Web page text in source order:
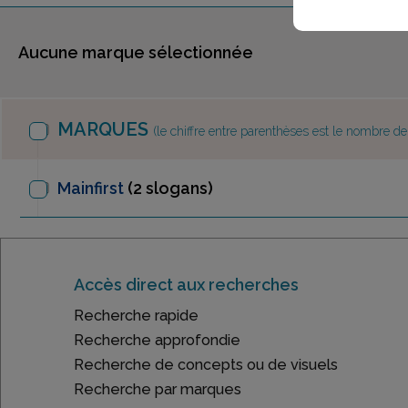
Aucune marque sélectionnée
MARQUES (le chiffre entre parenthèses est le nombre
Mainfirst (2 slogans)
Accès direct aux recherches
Recherche rapide
Recherche approfondie
Recherche de concepts ou de visuels
Recherche par marques